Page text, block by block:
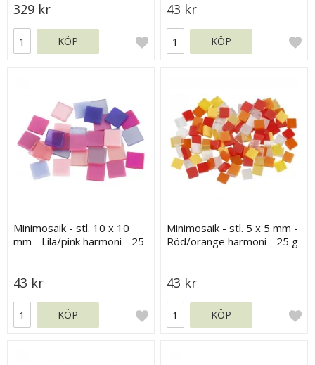
329 kr
KÖP
43 kr
KÖP
Minimosaik - stl. 10 x 10
mm - Lila/pink harmoni - 25
43 kr
KÖP
Minimosaik - stl. 5 x 5 mm -
Röd/orange harmoni - 25 g
43 kr
KÖP